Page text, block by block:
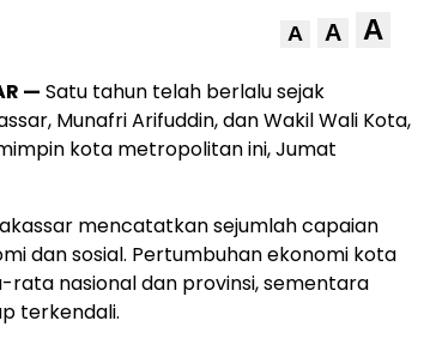
A A A
— Satu tahun telah berlalu sejak
Munafri Arifuddin, dan Wakil Wali Kota,
kota metropolitan ini, Jumat
mencatatkan sejumlah capaian
dan sosial. Pertumbuhan ekonomi kota
nasional dan provinsi, sementara
terkendali.